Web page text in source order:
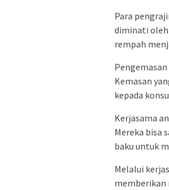
Para
diminati oleh
rempah
Kemasan
kepada
Kerjasama
Mereka bisa
baku untuk
Melalui
memberikan